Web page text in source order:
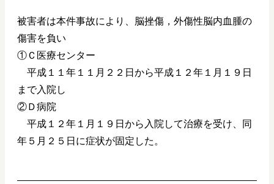
被害者は本件事故により、脳挫傷，外傷性脳内血腫の
傷害を負い
①Ｃ医療センター
平成１１年１１月２２日から平成１２年１月１９日
まで入院し
②Ｄ病院
平成１２年１月１９日から入院して治療を受け、同
年５月２５日に症状が固定した。